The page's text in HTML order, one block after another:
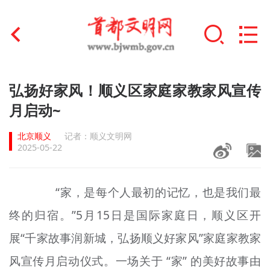
首页
文明创建
文明实践
未成年人思想道德建设
榜样人物
+
身边好人
弘扬好家风！顺义区家庭家教家风宣传
月启动~
北京顺义
记者：顺义文明网
2025-05-22
“家，是每个人最初的记忆，也是我们最
终的归宿。”5月15日是国际家庭日，顺义区开
展“千家故事润新城，弘扬顺义好家风”家庭家教家
风宣传月启动仪式。一场关于 “家” 的美好故事由